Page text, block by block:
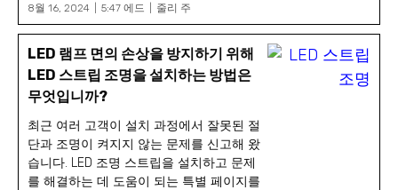
8월 16, 2024 5:47 에드 줄리 주
LED 램프 면의 손상을 방지하기 위해
LED 스트립 조명을 설치하는 방법은
무엇입니까?
최근 여러 고객이 설치 과정에서 잘못된 절
단과 조명이 켜지지 않는 문제를 신고해 왔
습니다. LED 조명 스트립을 설치하고 문제
를 해결하는 데 도움이 되는 특별 페이지를